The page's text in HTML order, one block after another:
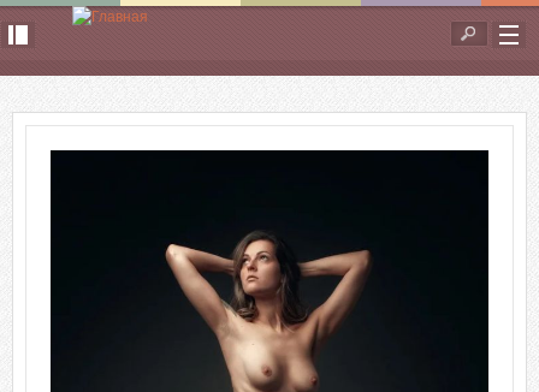
Перейти к основному содержанию
Форма
поиска